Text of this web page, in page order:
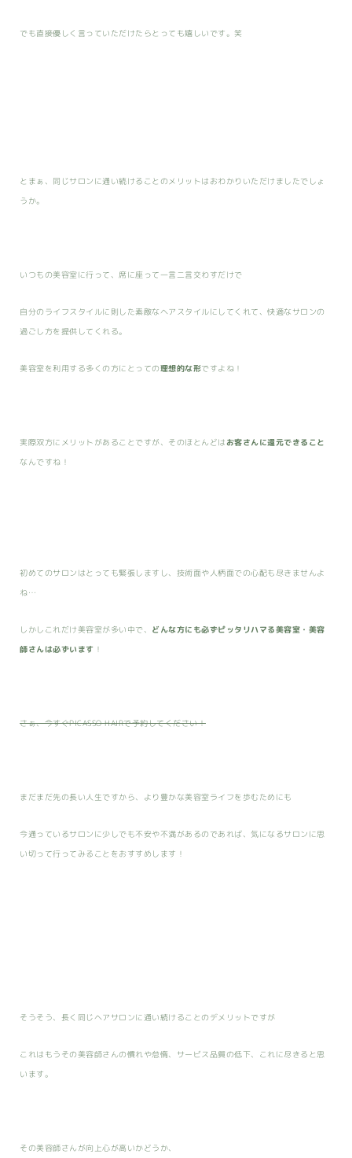
でも直接優しく言っていただけたらとっても嬉しいです。笑
とまぁ、同じサロンに通い続けることのメリットはおわかりいただけましたでしょ
うか。
いつもの美容室に行って、席に座って一言二言交わすだけで
自分のライフスタイルに則した素敵なヘアスタイルにしてくれて、快適なサロンの
過ごし方を提供してくれる。
美容室を利用する多くの方にとっての理想的な形ですよね！
実際双方にメリットがあることですが、そのほとんどはお客さんに還元できること
なんですね！
初めてのサロンはとっても緊張しますし、技術面や人柄面での心配も尽きませんよ
ね…
しかしこれだけ美容室が多い中で、 どんな方にも必ずピッタリハマる美容室・美容
師さんは必ずいます ！
さぁ、今すぐPICASSO HAIRで予約してください！
まだまだ先の長い人生ですから、より豊かな美容室ライフを歩むためにも
今通っているサロンに少しでも不安や不満があるのであれば、気になるサロンに思
い切って行ってみることをおすすめします！
そうそう、長く同じヘアサロンに通い続けることのデメリットですが
これはもうその美容師さんの慣れや怠惰、サービス品質の低下、これに尽きると思
います。
その美容師さんが向上心が高いかどうか、